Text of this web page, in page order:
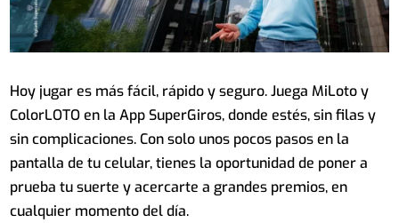
Hoy jugar es más fácil, rápido y seguro. Juega MiLoto y
ColorLOTO en la App SuperGiros, donde estés, sin filas y
sin complicaciones. Con solo unos pocos pasos en la
pantalla de tu celular, tienes la oportunidad de poner a
prueba tu suerte y acercarte a grandes premios, en
cualquier momento del día.